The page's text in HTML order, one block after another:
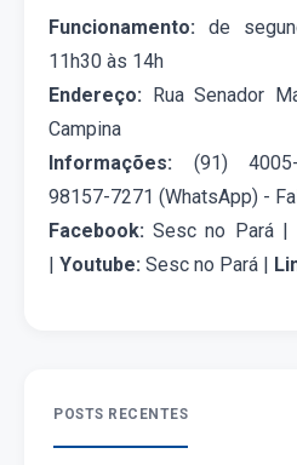
Funcionamento: de
11h30 às 14h
Endereço: Rua Senador
Campina
Informações: (91)
98157-7271 (WhatsApp) -
Facebook:Sesc no Pará |
| Youtube: Sesc no Pará |
POSTS RECENTES